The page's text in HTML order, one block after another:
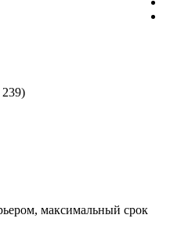
239)
максимальный срок